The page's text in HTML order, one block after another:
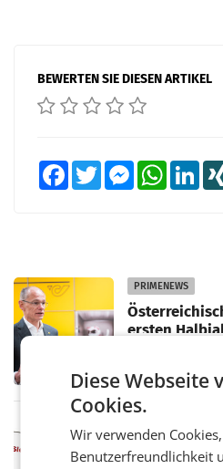
BEWERTEN SIE DIESEN ARTIKEL
FacebookTwitter MessengerWhatsApp
PRIMENEWS
ersten
WIEN Die
ersten Halbjahr
von 1.544,0 Mio.
einem Plus von
Diese Webseite
Cookies.
Wir verwenden
Benutzerfreundlichkeit